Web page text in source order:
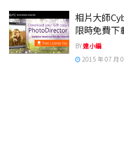
相片大師
限時免費下
BY達小編
2015 年 07 月